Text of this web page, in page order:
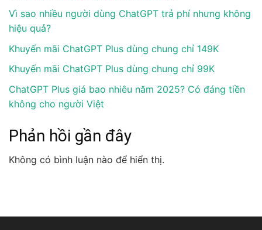
Vì sao nhiều người dùng ChatGPT trả phí nhưng không
hiệu quả?
Khuyến mãi ChatGPT Plus dùng chung chỉ 149K
Khuyến mãi ChatGPT Plus dùng chung chỉ 99K
ChatGPT Plus giá bao nhiêu năm 2025? Có đáng tiền
không cho người Việt
Phản hồi gần đây
Không có bình luận nào để hiển thị.